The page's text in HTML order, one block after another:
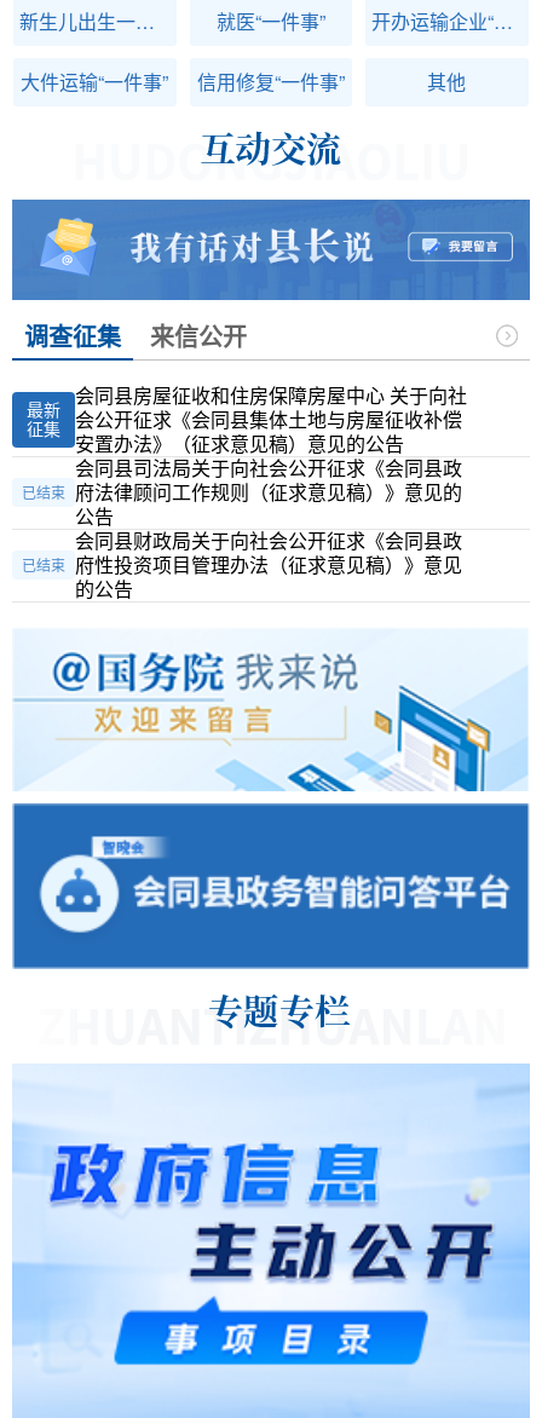
新生儿出生一件事 就医“一件事” 开办运输企业“一件事”
大件运输“一件事” 信用修复“一件事” 其他
调查征集 来信公开
最新
征集
会同县房屋征收和住房保障房屋中心 关于向社
会公开征求《会同县集体土地与房屋征收补偿
安置办法》（征求意见稿）意见的公告
已结束
会同县司法局关于向社会公开征求《会同县政
府法律顾问工作规则（征求意见稿）》意见的
公告
已结束
会同县财政局关于向社会公开征求《会同县政
府性投资项目管理办法（征求意见稿）》意见
的公告